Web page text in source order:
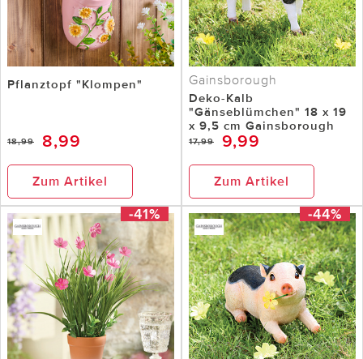
Pflanztopf "Klompen"
18,99 8,99
Zum Artikel
Gainsborough
Deko-Kalb
"Gänseblümchen" 18 x 19
x 9,5 cm Gainsborough
17,99 9,99
Zum Artikel
-41% -44%